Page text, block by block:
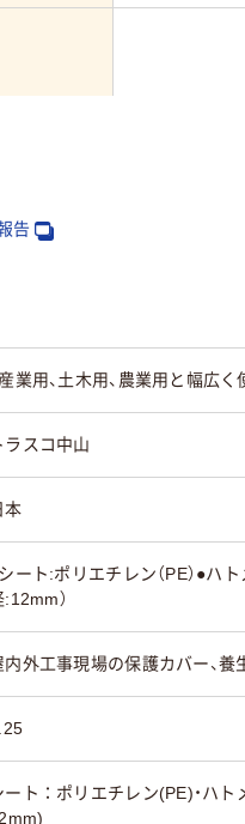
告
業用、土木用、農業用と幅広
ラスコ中山
本
ート:ポリエチレン（PE）●ハト
:12mm）
内外工事現場の保護カバー、養
ート：ポリエチレン(PE)・ハト